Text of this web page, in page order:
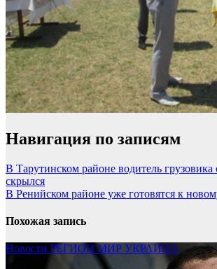
Навигация по записям
В Тарутинском районе водитель
скрылся
В Ренийском районе уже готовятся к
Похожая запись
Новости РЕГИОНМИР УКРАИНА